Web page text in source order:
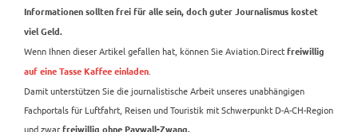
Informationen sollten frei für alle sein, doch guter Journalismus kostet
viel Geld.
Wenn Ihnen dieser Artikel gefallen hat, können Sie Aviation.Direct freiwillig
auf eine Tasse Kaffee einladen
Damit unterstützen Sie die journalistische Arbeit unseres unabhängigen
Fachportals für Luftfahrt, Reisen und Touristik mit Schwerpunkt D-A-CH-Region
und zwar freiwillig ohne Paywall-Zwang.